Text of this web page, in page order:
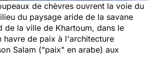
de chèvres ouvrent la voie du
du paysage aride de la savane
de la ville de Khartoum, dans le
havre de paix à l'architecture
Salam ("paix" en arabe) aux